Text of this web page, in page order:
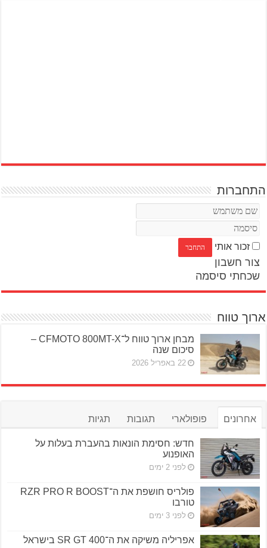
התחברות
זכור אותי
צור חשבון
שכחתי סיסמה
ארוך טווח
מבחן ארוך טווח ל־CFMOTO 800MT-X –
סיכום שנה
22 באפריל 2026
אחרונים פופולארי תגובות תגיות
חדש: חסימת הונאות בהעברת בעלות על
האופנוע
לפני 2 ימים
פולריס חושפת את ה־RZR PRO R BOOST
טורבו
לפני 3 ימים
אפריליה משיקה את ה־SR GT 400 בישראל